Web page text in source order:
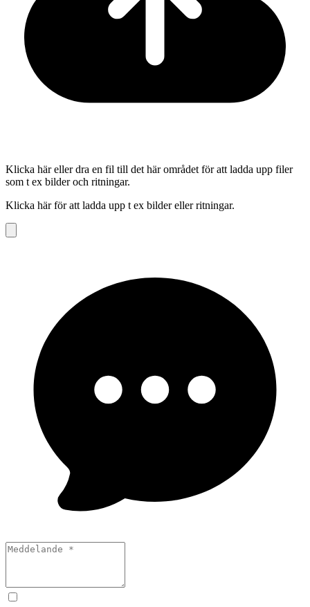
Klicka här eller dra en fil till det här området för att ladda upp filer
som t ex bilder och ritningar.
Klicka här för att ladda upp t ex bilder eller ritningar.